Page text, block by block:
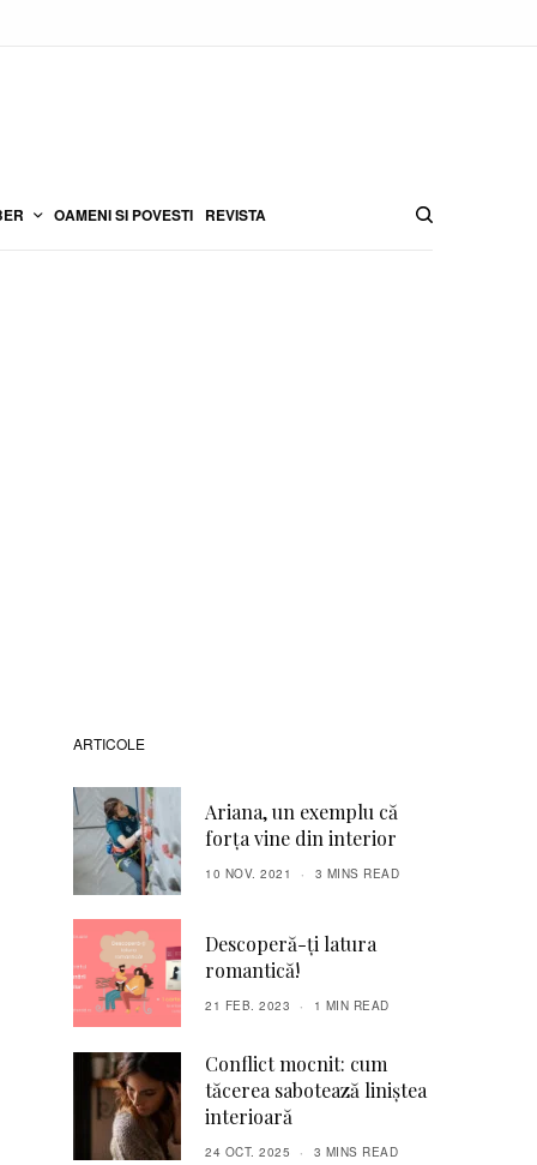
OAMENI SI POVESTI REVISTA
ARTICOLE
Ariana, un exemplu că
forța vine din interior
10 NOV. 2021 3 MINS READ
Descoperă-ți latura
romantică!
21 FEB. 2023 1 MIN READ
Conflict mocnit: cum
tăcerea sabotează liniștea
interioară
24 OCT. 2025 3 MINS READ